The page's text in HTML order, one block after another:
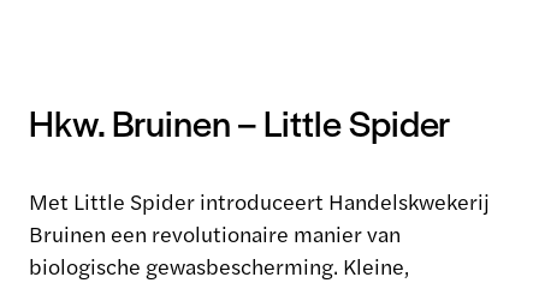
Hkw. Bruinen – Little Spider
Met Little Spider introduceert Handelskwekerij
Bruinen een revolutionaire manier van
biologische gewasbescherming. Kleine,